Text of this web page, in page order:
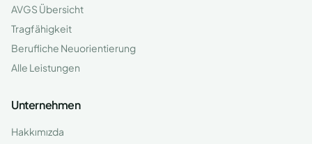
AVGS Übersicht
Tragfähigkeit
Berufliche Neuorientierung
Alle Leistungen
Unternehmen
Hakkımızda